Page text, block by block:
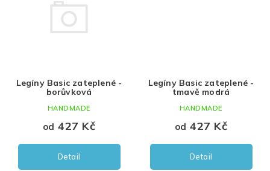
Legíny Basic zateplené -
borůvková
od 427 Kč
Detail
HANDMADE
Legíny Basic zateplené -
tmavě modrá
od 427 Kč
Detail
HANDMADE